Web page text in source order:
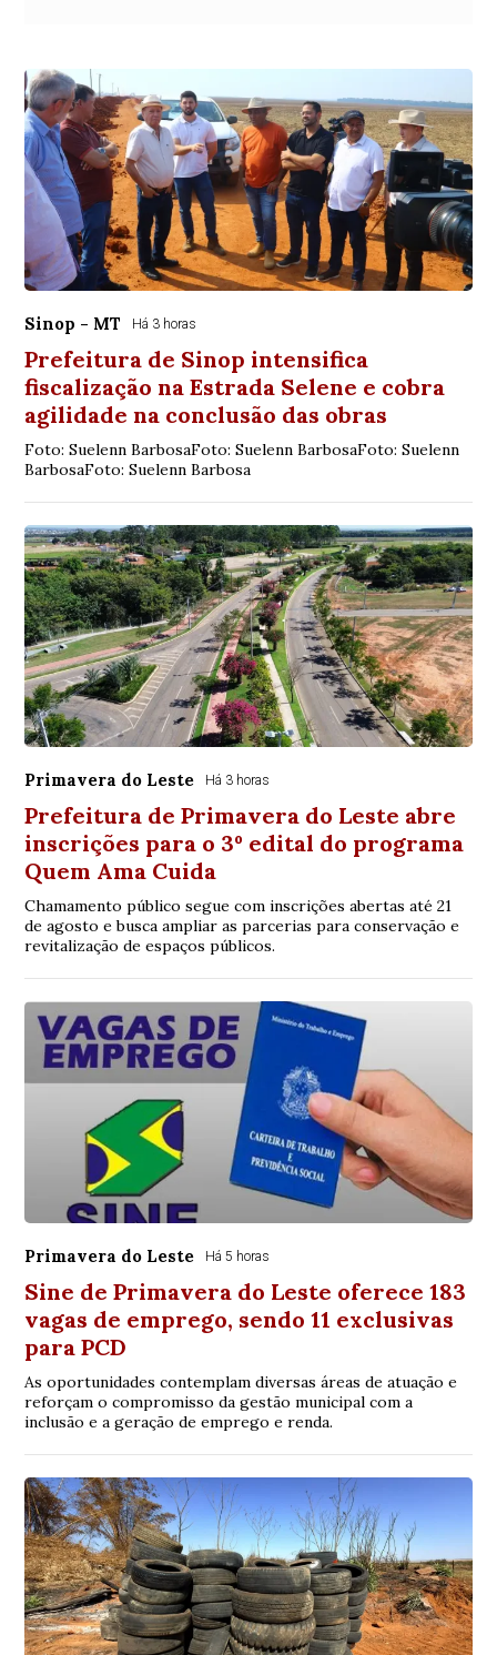
Sinop - MT Há 3 horas
Prefeitura de Sinop intensifica
fiscalização na Estrada Selene e cobra
agilidade na conclusão das obras
Foto: Suelenn BarbosaFoto: Suelenn BarbosaFoto: Suelenn
BarbosaFoto: Suelenn Barbosa
Primavera do Leste Há 3 horas
Prefeitura de Primavera do Leste abre
inscrições para o 3º edital do programa
Quem Ama Cuida
Chamamento público segue com inscrições abertas até 21
de agosto e busca ampliar as parcerias para conservação e
revitalização de espaços públicos.
Primavera do Leste Há 5 horas
Sine de Primavera do Leste oferece 183
vagas de emprego, sendo 11 exclusivas
para PCD
As oportunidades contemplam diversas áreas de atuação e
reforçam o compromisso da gestão municipal com a
inclusão e a geração de emprego e renda.